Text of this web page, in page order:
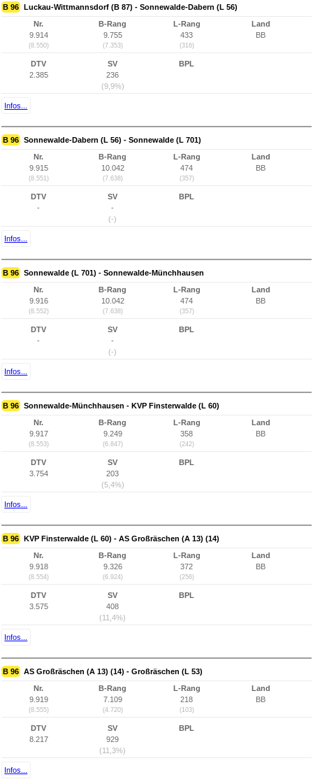
B 96 Luckau-Wittmannsdorf (B 87) - Sonnewalde-Dabern (L 56)
Nr.
9.914
(8.550)
B-Rang
9.755
(7.353)
L-Rang
433
(316)
Land
BB
DTV
2.385
SV
236
(9,9%)
BPL
Infos...
B 96 Sonnewalde-Dabern (L 56) - Sonnewalde (L 701)
Nr.
9.915
(8.551)
B-Rang
10.042
(7.638)
L-Rang
474
(357)
Land
BB
DTV
-
SV
-
(-)
BPL
Infos...
B 96 Sonnewalde (L 701) - Sonnewalde-Münchhausen
Nr.
9.916
(8.552)
B-Rang
10.042
(7.638)
L-Rang
474
(357)
Land
BB
DTV
-
SV
-
(-)
BPL
Infos...
B 96 Sonnewalde-Münchhausen - KVP Finsterwalde (L 60)
Nr.
9.917
(8.553)
B-Rang
9.249
(6.847)
L-Rang
358
(242)
Land
BB
DTV
3.754
SV
203
(5,4%)
BPL
Infos...
B 96 KVP Finsterwalde (L 60) - AS Großräschen (A 13) (14)
Nr.
9.918
(8.554)
B-Rang
9.326
(6.924)
L-Rang
372
(256)
Land
BB
DTV
3.575
SV
408
(11,4%)
BPL
Infos...
B 96 AS Großräschen (A 13) (14) - Großräschen (L 53)
Nr.
9.919
(8.555)
B-Rang
7.109
(4.720)
L-Rang
218
(103)
Land
BB
DTV
8.217
SV
929
(11,3%)
BPL
Infos...